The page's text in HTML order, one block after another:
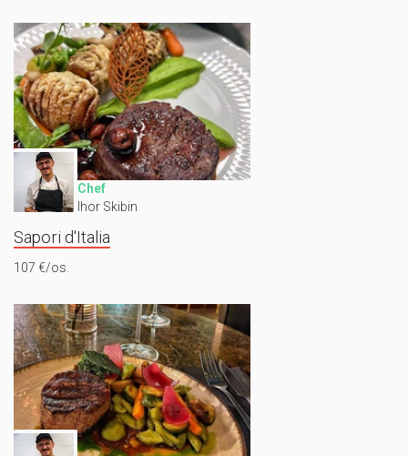
Chef
Ihor Skibin
Sapori d'Italia
107 €/os.